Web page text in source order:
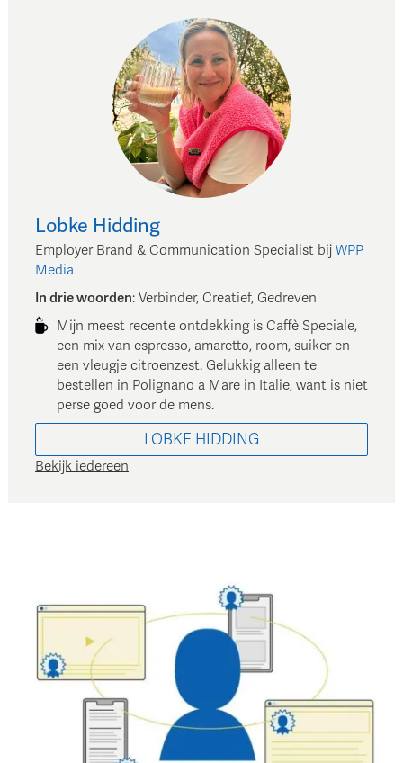
Lobke Hidding
Employer Brand & Communication Specialist bij WPP
Media
In drie woorden: Verbinder, Creatief, Gedreven
Mijn meest recente ontdekking is Caffè Speciale,
een mix van espresso, amaretto, room, suiker en
een vleugje citroenzest. Gelukkig alleen te
bestellen in Polignano a Mare in Italie, want is niet
perse goed voor de mens.
LOBKE HIDDING
Bekijk iedereen